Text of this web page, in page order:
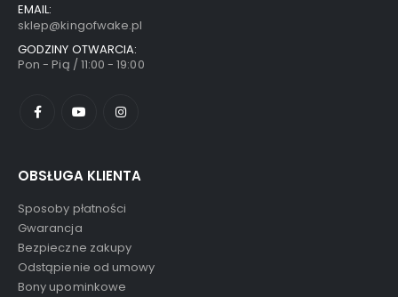
EMAIL:
sklep@kingofwake.pl
GODZINY OTWARCIA:
Pon - Pią / 11:00 - 19:00
OBSŁUGA KLIENTA
Sposoby płatności
Gwarancja
Bezpieczne zakupy
Odstąpienie od umowy
Bony upominkowe